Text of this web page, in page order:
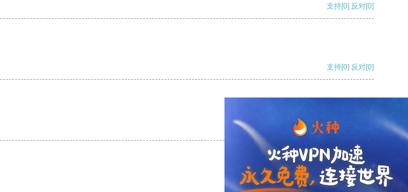
支持[0] 反对[0]
支持[0] 反对[0]
支持
支持 [0] 反对